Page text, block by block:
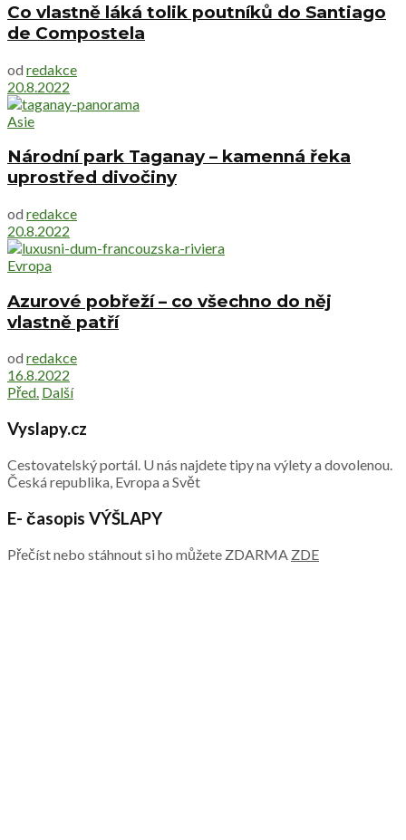
Co vlastně láká tolik poutníků do Santiago
de Compostela
od redakce
20.8.2022
Asie
Národní park Taganay – kamenná řeka
uprostřed divočiny
od redakce
20.8.2022
Evropa
Azurové pobřeží – co všechno do něj
vlastně patří
od redakce
16.8.2022
Před. Další
Vyslapy.cz
Cestovatelský portál. U nás najdete tipy na výlety a dovolenou.
Česká republika, Evropa a Svět
E- časopis VÝŠLAPY
Přečíst nebo stáhnout si ho můžete ZDARMA ZDE